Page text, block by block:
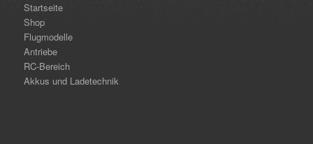
Startseite
Shop
Flugmodelle
Antriebe
RC-Bereich
Akkus und Ladetechnik